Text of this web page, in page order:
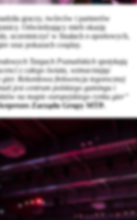
graczy, twórców i partnerów
Odwiedzający mieli okazję
uczestniczyć w finałach e-sportowych,
oraz pokazach cosplay.
Targach Poznańskich spotykają
z całego świata, wzmacniając
Rekordowa frekwencja tegorocznej
jest centrum polskiego gamingu i
na mapie europejskiego rynku gier”
Zarządu Grupy MTP.